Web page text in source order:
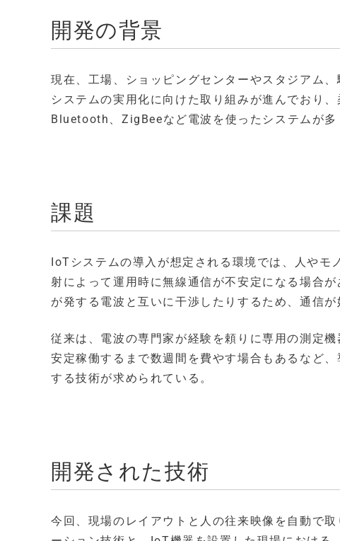
開発の背景
現在、工場、ショッピングセンターやスタジアム
システムの実用化に向けた取り組みが進んでおり
Bluetooth、ZigBeeなど電波を使ったシステムが多
課題
IoTシステムの導入が想定される環境では、人やモ
射によって運用時に無線通信が不安定になる場合
が発する電波と互いに干渉したりするため、通信が
従来は、電波の専門家が経験を頼りに専用の測定
安定稼働するまで数週間を費やす場合もあるなど
する技術が求められている。
開発された技術
今回、現場のレイアウトと人の往来映像を自動で